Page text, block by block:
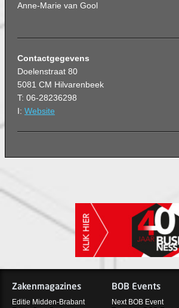
Anne-Marie van Gool
Contactgegevens
Doelenstraat 80
5081 CM Hilvarenbeek
T: 06-28236298
I: Website
Zakenmagazines
Editie Midden-Brabant
BOB Events
Next BOB Event